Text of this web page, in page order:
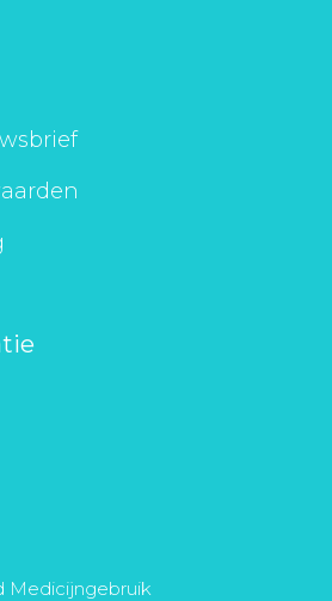
Medicijngebruik